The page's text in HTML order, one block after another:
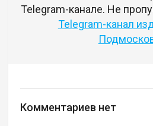
Telegram-канале. Не
Telegram-канал
Комментариев нет